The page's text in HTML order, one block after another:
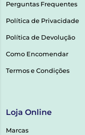
Perguntas Frequentes
Política de Privacidade
Política de Devolução
Como Encomendar
Termos e Condições
Loja Online
Marcas